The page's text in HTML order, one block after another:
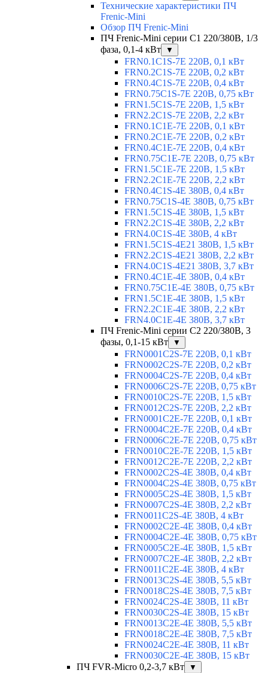
Технические характеристики ПЧ
Frenic-Mini
Обзор ПЧ Frenic-Mini
ПЧ Frenic-Mini серии C1 220/380В, 1/3
фаза, 0,1-4 кВт
▼
FRN0.1C1S-7E 220В, 0,1 кВт
FRN0.2C1S-7E 220В, 0,2 кВт
FRN0.4C1S-7E 220В, 0,4 кВт
FRN0.75C1S-7E 220В, 0,75 кВт
FRN1.5C1S-7E 220В, 1,5 кВт
FRN2.2C1S-7E 220В, 2,2 кВт
FRN0.1C1E-7E 220В, 0,1 кВт
FRN0.2C1E-7E 220В, 0,2 кВт
FRN0.4C1E-7E 220В, 0,4 кВт
FRN0.75C1E-7E 220В, 0,75 кВт
FRN1.5C1E-7E 220В, 1,5 кВт
FRN2.2C1E-7E 220В, 2,2 кВт
FRN0.4C1S-4E 380В, 0,4 кВт
FRN0.75C1S-4E 380В, 0,75 кВт
FRN1.5C1S-4E 380В, 1,5 кВт
FRN2.2C1S-4E 380В, 2,2 кВт
FRN4.0C1S-4E 380В, 4 кВт
FRN1.5C1S-4E21 380В, 1,5 кВт
FRN2.2C1S-4E21 380В, 2,2 кВт
FRN4.0C1S-4E21 380В, 3,7 кВт
FRN0.4C1E-4E 380В, 0,4 кВт
FRN0.75C1E-4E 380В, 0,75 кВт
FRN1.5C1E-4E 380В, 1,5 кВт
FRN2.2C1E-4E 380В, 2,2 кВт
FRN4.0C1E-4E 380В, 3,7 кВт
ПЧ Frenic-Mini серии С2 220/380В, 3
фазы, 0,1-15 кВт
▼
FRN0001C2S-7E 220В, 0,1 кВт
FRN0002C2S-7E 220В, 0,2 кВт
FRN0004C2S-7E 220В, 0,4 кВт
FRN0006C2S-7E 220В, 0,75 кВт
FRN0010C2S-7E 220В, 1,5 кВт
FRN0012C2S-7E 220В, 2,2 кВт
FRN0001C2E-7E 220В, 0,1 кВт
FRN0004C2E-7E 220В, 0,4 кВт
FRN0006C2E-7E 220В, 0,75 кВт
FRN0010C2E-7E 220В, 1,5 кВт
FRN0012C2E-7E 220В, 2,2 кВт
FRN0002C2S-4E 380В, 0,4 кВт
FRN0004C2S-4E 380В, 0,75 кВт
FRN0005C2S-4E 380В, 1,5 кВт
FRN0007C2S-4E 380В, 2,2 кВт
FRN0011C2S-4E 380В, 4 кВт
FRN0002C2E-4E 380В, 0,4 кВт
FRN0004C2E-4E 380В, 0,75 кВт
FRN0005C2E-4E 380В, 1,5 кВт
FRN0007C2E-4E 380В, 2,2 кВт
FRN0011C2E-4E 380В, 4 кВт
FRN0013C2S-4E 380В, 5,5 кВт
FRN0018C2S-4E 380В, 7,5 кВт
FRN0024C2S-4E 380В, 11 кВт
FRN0030C2S-4E 380В, 15 кВт
FRN0013C2E-4E 380В, 5,5 кВт
FRN0018C2E-4E 380В, 7,5 кВт
FRN0024C2E-4E 380В, 11 кВт
FRN0030C2E-4E 380В, 15 кВт
ПЧ FVR-Micro 0,2-3,7 кВт
▼